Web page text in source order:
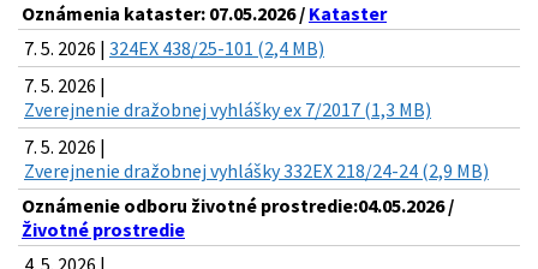
Oznámenia kataster: 07.05.2026 / Kataster
7. 5. 2026 | 324EX 438/25-101 (2,4 MB)
7. 5. 2026 |
Zverejnenie dražobnej vyhlášky ex 7/2017 (1,3 MB)
7. 5. 2026 |
Zverejnenie dražobnej vyhlášky 332EX 218/24-24 (2,9 MB)
Oznámenie odboru životné prostredie:04.05.2026 /
Životné prostredie